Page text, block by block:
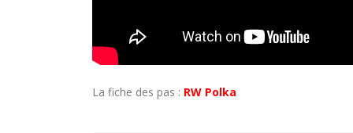
La fiche des pas : RW Polka